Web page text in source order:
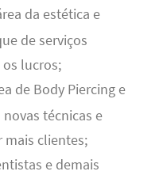
da estética e
de serviços
lucros;
de Body Piercing e
técnicas e
mais clientes;
e demais